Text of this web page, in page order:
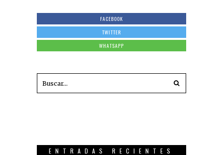
FACEBOOK
TWITTER
WHATSAPP
ENTRADAS RECIENTES